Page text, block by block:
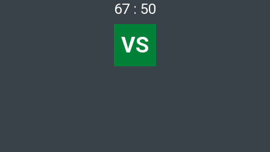
67 : 50
VS